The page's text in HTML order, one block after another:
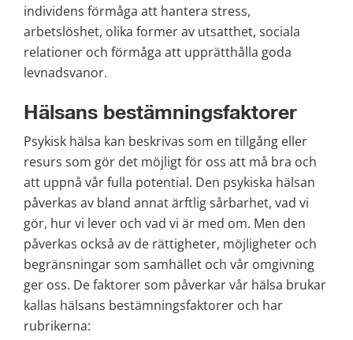
individens förmåga att hantera stress,
arbetslöshet, olika former av utsatthet, sociala
relationer och förmåga att upprätthålla goda
levnadsvanor.
Hälsans bestämningsfaktorer
Psykisk hälsa kan beskrivas som en tillgång eller
resurs som gör det möjligt för oss att må bra och
att uppnå vår fulla potential. Den psykiska hälsan
påverkas av bland annat ärftlig sårbarhet, vad vi
gör, hur vi lever och vad vi är med om. Men den
påverkas också av de rättigheter, möjligheter och
begränsningar som samhället och vår omgivning
ger oss. De faktorer som påverkar vår hälsa brukar
kallas hälsans bestämningsfaktorer och har
rubrikerna: